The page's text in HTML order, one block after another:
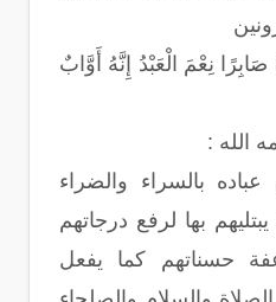
نِعْمَ الْعَبْدُ إِنَّهُ أَوَّابٌ
الله :
بالسراء والضراء
بها لرفع درجاتهم
حسناتهم كما يفعل